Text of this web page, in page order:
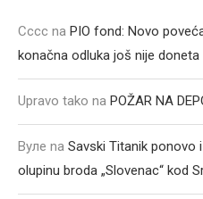
Cccc na PIO fond: Novo
konačna odluka još nije doneta
Upravo tako na POŽAR NA
Вуле na Savski Titanik ponovo
olupinu broda „Slovenac“ kod